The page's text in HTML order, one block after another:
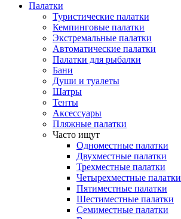
Палатки
Туристические палатки
Кемпинговые палатки
Экстремальные палатки
Автоматические палатки
Палатки для рыбалки
Бани
Души и туалеты
Шатры
Тенты
Аксессуары
Пляжные палатки
Часто ищут
Одноместные палатки
Двухместные палатки
Трехместные палатки
Четырехместные палатки
Пятиместные палатки
Шестиместные палатки
Семиместные палатки